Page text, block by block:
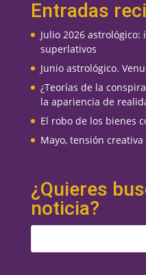
Entradas
Julio 2026
superlativos
Junio astrológico.
¿Teorías de la
la apariencia de
El robo de los bienes
Mayo, tensión
¿Quieres
noticia?